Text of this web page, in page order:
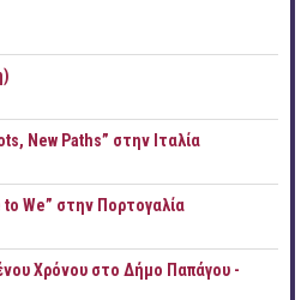
New Paths” στην Ιταλία
We” στην Πορτογαλία
Χρόνου στο Δήμο Παπάγου -